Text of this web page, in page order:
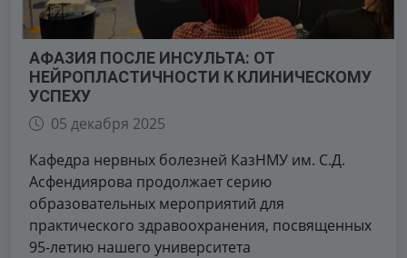
АФАЗИЯ ПОСЛЕ ИНСУЛЬТА: ОТ
НЕЙРОПЛАСТИЧНОСТИ К КЛИНИЧЕСКОМУ
УСПЕХУ
05 декабря 2025
Кафедра нервных болезней КазНМУ им. С.Д.
Асфендиярова продолжает серию
образовательных мероприятий для
практического здравоохранения, посвященных
95-летию нашего университета